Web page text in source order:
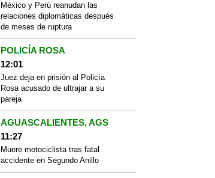
México y Perú reanudan las
relaciones diplomáticas después
de meses de ruptura
POLICÍA ROSA
12:01
Juez deja en prisión al Policía
Rosa acusado de ultrajar a su
pareja
AGUASCALIENTES, AGS
11:27
Muere motociclista tras fatal
accidente en Segundo Anillo